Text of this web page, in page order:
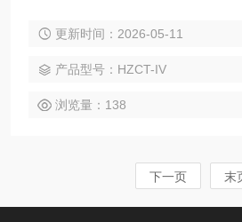
电流互感器和电压互感器的专业检测仪
更新时间：2026-05-11
产品型号：HZCT-IV
浏览量：138
下一页 末